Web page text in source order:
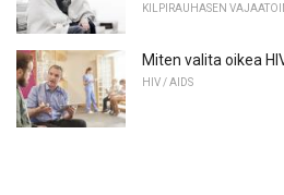
KILPIRAUHASEN
Miten valita oikea
HIV / AIDS